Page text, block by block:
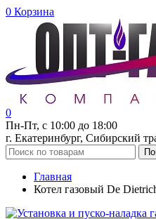
0 Корзина
0
Пн-Пт, с 10:00 до 18:00
г. Екатеринбург, Сибирский
Главная
Котел газовый De